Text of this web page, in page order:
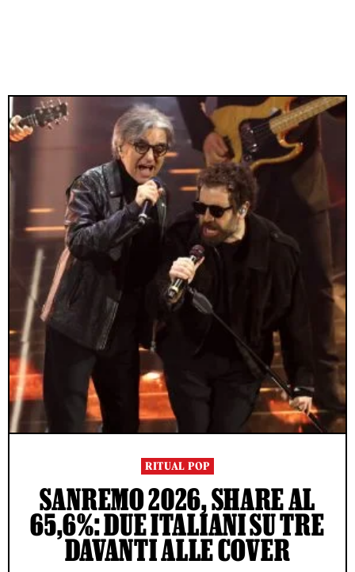
RITUAL POP
SANREMO 2026, SHARE AL
65,6%: DUE ITALIANI SU TRE
DAVANTI ALLE COVER